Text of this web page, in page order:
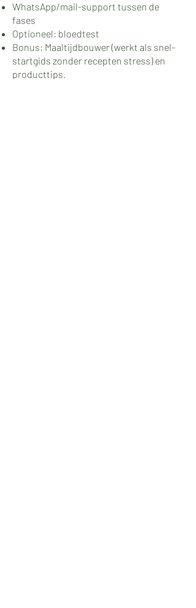
WhatsApp/mail-support tussen de
fases
Optioneel: bloedtest
Bonus: Maaltijdbouwer (werkt als snel-
startgids zonder recepten stress)​ en
producttips.